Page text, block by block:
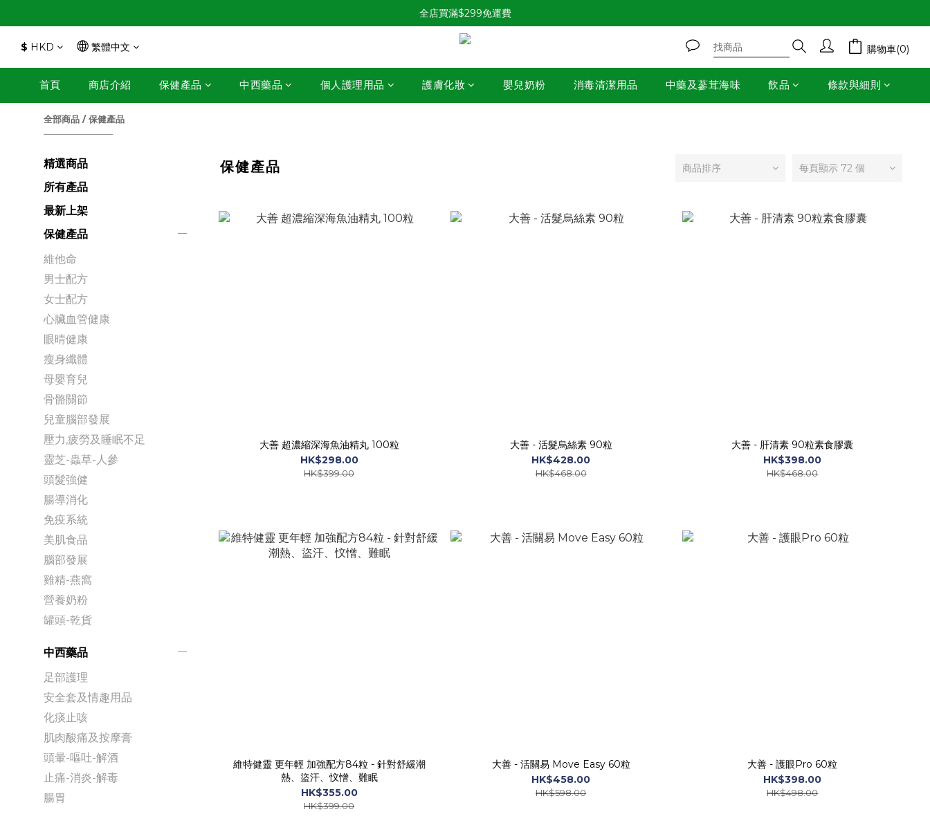
全店買滿$299免運費
$ HKD 繁體中文 購物車(0)
首頁 商店介紹 保健產品 中西藥品 個人護理用品 護膚化妝 嬰兒奶粉 消毒清潔用品 中藥及蔘茸海味 飲品 條款與細則
全部商品 /保健產品
精選商品
所有產品
最新上架
保健產品
維他命
男士配方
女士配方
心臟血管健康
眼晴健康
瘦身纖體
母嬰育兒
骨骼關節
兒童腦部發展
壓力,疲勞及睡眠不足
靈芝-蟲草-人參
頭髮強健
腸導消化
免疫系統
美肌食品
腦部發展
雞精-燕窩
營養奶粉
罐頭-乾貨
中西藥品
足部護理
安全套及情趣用品
化痰止咳
肌肉酸痛及按摩膏
頭暈-嘔吐-解酒
止痛-消炎-解毒
腸胃
保健產品 商品排序 每頁顯示 72 個
大善 超濃縮深海魚油精丸 100粒
HK$298.00
HK$399.00
大善 - 活髮烏絲素 90粒
HK$428.00
HK$468.00
大善 - 肝清素 90粒素食膠囊
HK$398.00
HK$468.00
維特健靈 更年輕 加強配方84粒 - 針對舒緩潮
熱、盜汗、忟憎、難眠
HK$355.00
HK$399.00
大善 - 活關易 Move Easy 60粒
HK$458.00
HK$598.00
大善 - 護眼Pro 60粒
HK$398.00
HK$498.00